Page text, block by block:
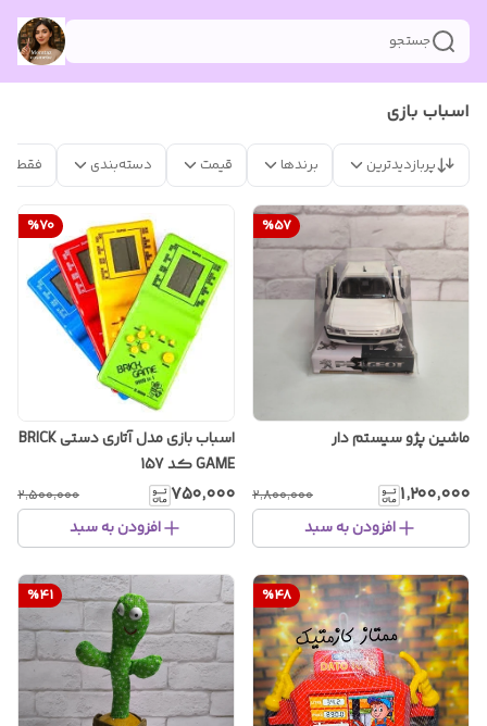
جستجو
اسباب بازی
پربازدیدترین برندها قیمت دسته‌بندی فقط
%57
ماشین پژو سیستم دار
۱٬۲۰۰٬۰۰۰ ۲٬۸۰۰٬۰۰۰
افزودن به سبد
%70
اسباب بازی مدل آتاری دستی BRICK
GAME کد 157
۷۵۰٬۰۰۰ ۲٬۵۰۰٬۰۰۰
افزودن به سبد
%48
%41